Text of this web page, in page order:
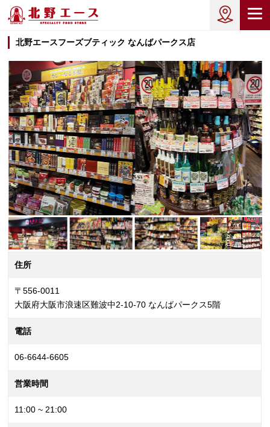
北野エースフーズブティック なんばパークス店
住所
〒556-0011
大阪府大阪市浪速区難波中2-10-70 なんばパークス5階
電話
06-6644-6605
営業時間
11:00 ~ 21:00